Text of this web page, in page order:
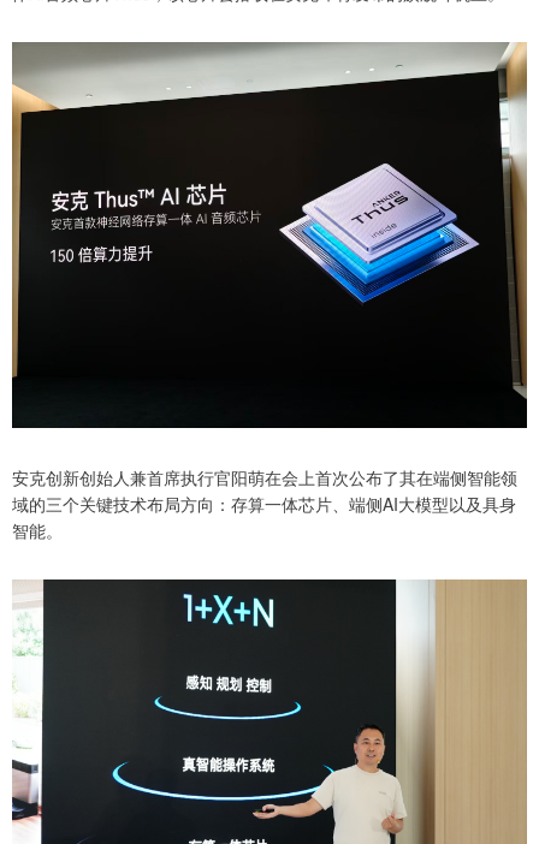
安克创新创始人兼首席执行官阳萌在会上首次公布了其在端侧智能领
域的三个关键技术布局方向：存算一体芯片、端侧AI大模型以及具身
智能。